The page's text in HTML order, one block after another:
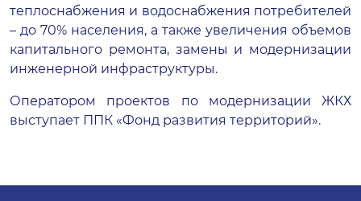
теплоснабжения и водоснабжения потребителей
– до 70% населения, а также увеличения объемов
капитального ремонта, замены и модернизации
инженерной инфраструктуры.
Оператором проектов по модернизации ЖКХ
выступает ППК «Фонд развития территорий».